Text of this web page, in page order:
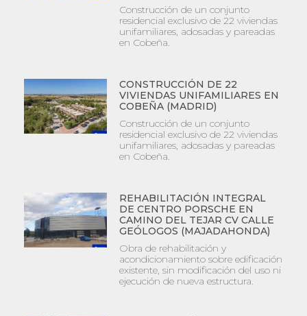
Construcción de un conjunto
residencial exclusivo de 22 viviendas
unifamiliares, adosadas y pareadas
en Cobeña.
CONSTRUCCIÓN DE 22
VIVIENDAS UNIFAMILIARES EN
COBEÑA (MADRID)
Construcción de un conjunto
residencial exclusivo de 22 viviendas
unifamiliares, adosadas y pareadas
en Cobeña.
REHABILITACIÓN INTEGRAL
DE CENTRO PORSCHE EN
CAMINO DEL TEJAR CV CALLE
GEÓLOGOS (MAJADAHONDA)
Obra de rehabilitación y
acondicionamiento sobre edificación
existente, sin modificación del uso ni
ejecución de nueva estructura.